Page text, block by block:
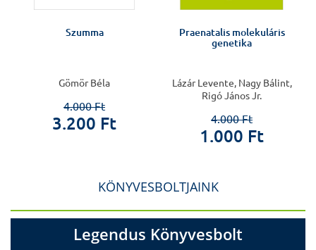
Szumma
Gömör Béla
4.000 Ft
3.200 Ft
Praenatalis molekuláris
genetika
Lázár Levente, Nagy Bálint,
Rigó János Jr.
4.000 Ft
1.000 Ft
KÖNYVESBOLTJAINK
Legendus Könyvesbolt